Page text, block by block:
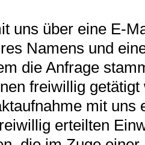
uns über eine E-
Namens und
die Anfrage
freiwillig getätigt
mit uns
erteilten